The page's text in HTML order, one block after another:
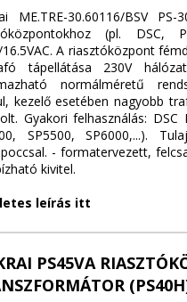
ME.TRE-30.60116/BSV
(pl. DSC,
16.5VAC. A riasztóközpont
tápellátása 230V
normálméretű
kezelő esetében nagyobb
Gyakori felhasználás: DSC
SP5500, SP6000,...).
- formatervezett,
kivitel.
leírás itt
PS45VA